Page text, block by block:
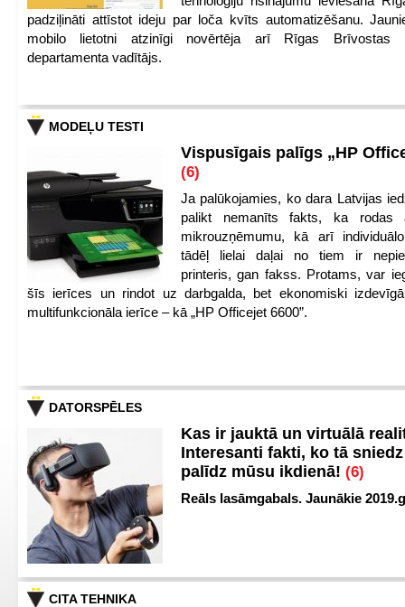
padziļināti attīstot ideju par loča kvīts automatizēšanu.
mobilo lietotni atzinīgi novērtēja arī Rīgas Brīvostas
departamenta vadītājs.
MODEĻU TESTI
Vispusīgais palīgs „HP
(6)
Ja palūkojamies, ko dara Latvijas
palikt nemanīts fakts, ka rodas
mikrouzņēmumu, kā arī
tādēļ lielai daļai no tiem ir
printeris, gan fakss. Protams, var
šīs ierīces un rindot uz darbgalda, bet ekonomiski
multifunkcionāla ierīce – kā „HP Officejet 6600”.
DATORSPĒLES
Kas ir jauktā un virtuālā
Interesanti fakti, ko tā
palīdz mūsu ikdienā! (6)
Reāls lasāmgabals. Jaunākie
CITA TEHNIKA